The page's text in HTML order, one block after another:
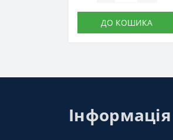
ДО КОШИКА
Інформація